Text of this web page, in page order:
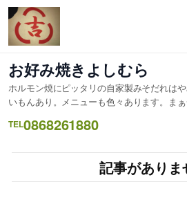
内
容
を
キ
ッ
プ
お好み焼きよしむら
ホルモン焼にピッタリの自家製みそだれは
いもんあり。メニューも色々あります。ま
TEL0868261880
記事がありま